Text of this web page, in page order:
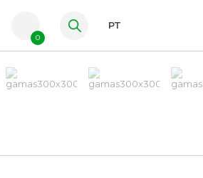
ES
0
PT